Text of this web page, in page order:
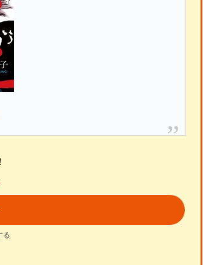
る